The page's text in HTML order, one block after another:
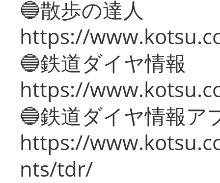
🔵散歩の達人
https://
🔵鉄道ダイヤ情報
https://
🔵鉄道ダイヤ情報ア
https://
nts/tdr/